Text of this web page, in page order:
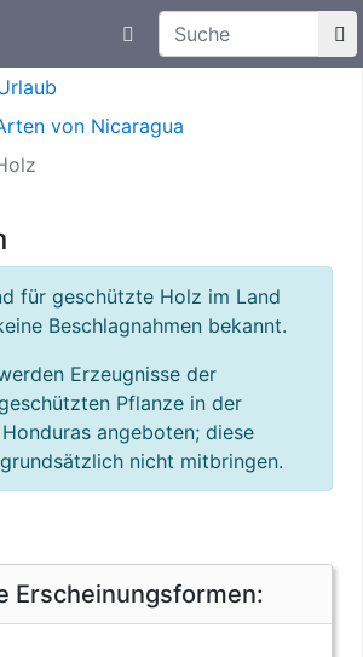
Aktuelle Meldungen
Suchtexteingabe
von Nicaragua
für geschützte Holz im Land
Beschlagnahmen bekannt.
Erzeugnisse der
Pflanze in der
angeboten; diese
nicht mitbringen.
Erscheinungsformen: